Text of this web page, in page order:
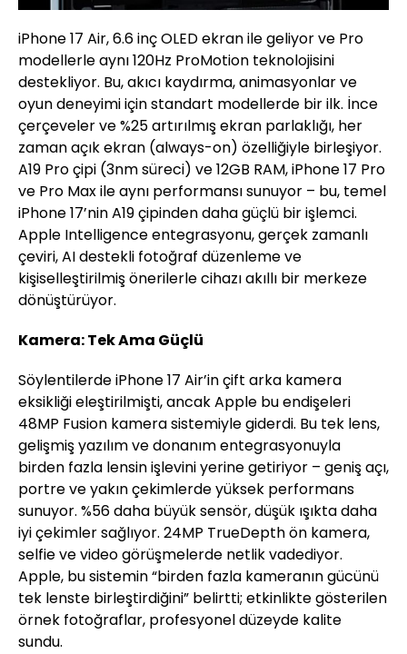
iPhone 17 Air, 6.6 inç OLED ekran ile geliyor ve Pro
modellerle aynı 120Hz ProMotion teknolojisini
destekliyor. Bu, akıcı kaydırma, animasyonlar ve
oyun deneyimi için standart modellerde bir ilk. İnce
çerçeveler ve %25 artırılmış ekran parlaklığı, her
zaman açık ekran (always-on) özelliğiyle birleşiyor.
A19 Pro çipi (3nm süreci) ve 12GB RAM, iPhone 17 Pro
ve Pro Max ile aynı performansı sunuyor – bu, temel
iPhone 17’nin A19 çipinden daha güçlü bir işlemci.
Apple Intelligence entegrasyonu, gerçek zamanlı
çeviri, AI destekli fotoğraf düzenleme ve
kişiselleştirilmiş önerilerle cihazı akıllı bir merkeze
dönüştürüyor.
Kamera: Tek Ama Güçlü
Söylentilerde iPhone 17 Air’in çift arka kamera
eksikliği eleştirilmişti, ancak Apple bu endişeleri
48MP Fusion kamera sistemiyle giderdi. Bu tek lens,
gelişmiş yazılım ve donanım entegrasyonuyla
birden fazla lensin işlevini yerine getiriyor – geniş açı,
portre ve yakın çekimlerde yüksek performans
sunuyor. %56 daha büyük sensör, düşük ışıkta daha
iyi çekimler sağlıyor. 24MP TrueDepth ön kamera,
selfie ve video görüşmelerde netlik vadediyor.
Apple, bu sistemin “birden fazla kameranın gücünü
tek lenste birleştirdiğini” belirtti; etkinlikte gösterilen
örnek fotoğraflar, profesyonel düzeyde kalite
sundu.